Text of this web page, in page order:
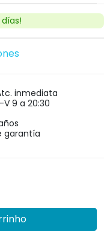
inmediata
V 9 a 20:30
garantía